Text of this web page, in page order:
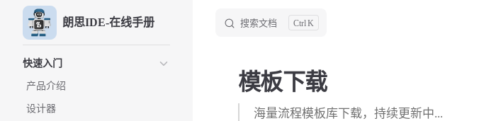
Skip to content朗思IDE-在线手册 搜索文档 K
快速入门
产品介绍
设计器
模板下载
海量流程模板库下载，持续更新中...